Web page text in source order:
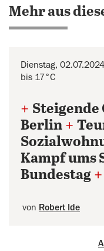
Mehr aus
Dienstag, 02.07.2024
bis 17°C
+ Steigende
Berlin +
Kampf ums
Bundestag +
von Robert Ide